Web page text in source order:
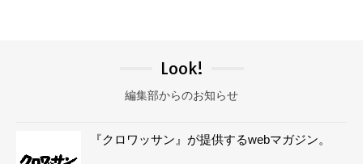
Look!
編集部からのお知らせ
『クロワッサン』が提供するwebマガジン。